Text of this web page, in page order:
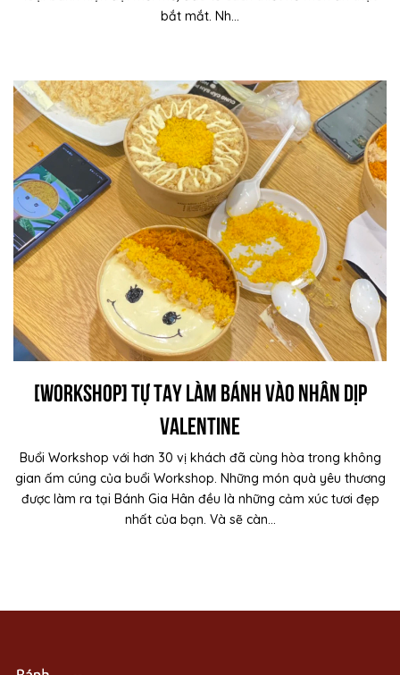
bắt mắt. Nh...
[WORKSHOP] Tự tay làm bánh vào nhân dịp
valentine
Buổi Workshop với hơn 30 vị khách đã cùng hòa trong không
gian ấm cúng của buổi Workshop. Những món quà yêu thương
được làm ra tại Bánh Gia Hân đều là những cảm xúc tươi đẹp
nhất của bạn. Và sẽ càn...